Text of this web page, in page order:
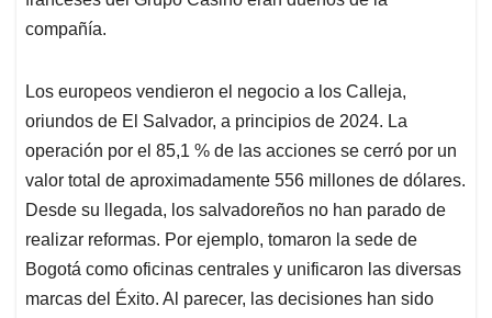
compañía.
Los europeos vendieron el negocio a los Calleja,
oriundos de El Salvador, a principios de 2024. La
operación por el 85,1 % de las acciones se cerró por un
valor total de aproximadamente 556 millones de dólares.
Desde su llegada, los salvadoreños no han parado de
realizar reformas. Por ejemplo, tomaron la sede de
Bogotá como oficinas centrales y unificaron las diversas
marcas del Éxito. Al parecer, las decisiones han sido